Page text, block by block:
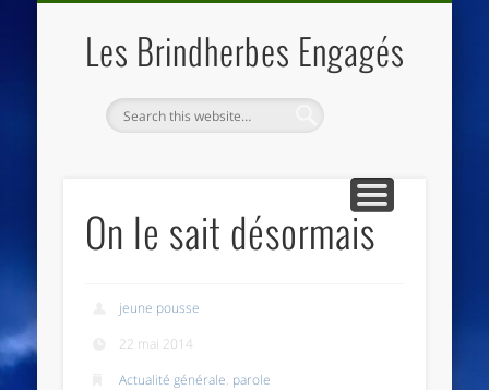
Les Brindherbes Engagés
On le sait désormais
jeune pousse
22 mai 2014
Actualité générale, parole